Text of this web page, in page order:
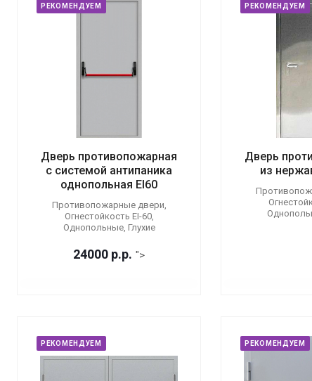
РЕКОМЕНДУЕМ
Дверь противопожарная
с системой антипаника
однопольная EI60
Противопожарные двери,
Огнестойкость EI-60,
Однопольные, Глухие
24000 р.р. ">
РЕКОМЕНДУЕМ
Дверь
из
РЕКОМЕНДУЕМ РЕКОМЕНДУЕМ